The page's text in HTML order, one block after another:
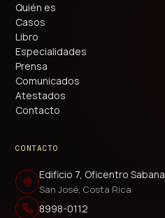
Quién es
Casos
Libro
Especialidades
Prensa
Comunicados
Atestados
Contacto
CONTACTO
Edificio 7, Oficentro Sabana
San José, Costa Rica
8998-0112